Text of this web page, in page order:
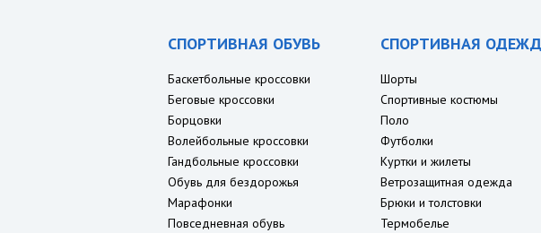
СПОРТИВНАЯ ОБУВЬ
Баскетбольные кроссовки
Беговые кроссовки
Борцовки
Волейбольные кроссовки
Гандбольные кроссовки
Обувь для бездорожья
Марафонки
Повседневная обувь
СПОРТИВНАЯ
Шорты
Спортивные костюмы
Поло
Футболки
Куртки и жилеты
Ветрозащитная одежда
Брюки и толстовки
Термобелье